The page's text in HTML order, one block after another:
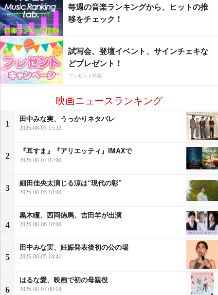
毎週の音楽ランキングから、ヒットの推
移をチェック！
試写会、登壇イベント、サインチェキな
どプレゼント！
プレゼント特集
映画ニュースランキング
1
田中みな実、うっかりネタバレ
2026-08-05 15:32
2
『耳すま』『アリエッティ』IMAXで
2026-08-07 07:00
3
細田佳央太演じる涼は“現代の彰”
2026-08-05 10:00
4
黒木瞳、西岡徳馬、吉田羊が出演
2026-08-06 10:00
5
田中みな実、妊娠発表後初の公の場
2026-08-05 14:41
6
はるな愛、映画で初の母親役
2026-08-07 08:18